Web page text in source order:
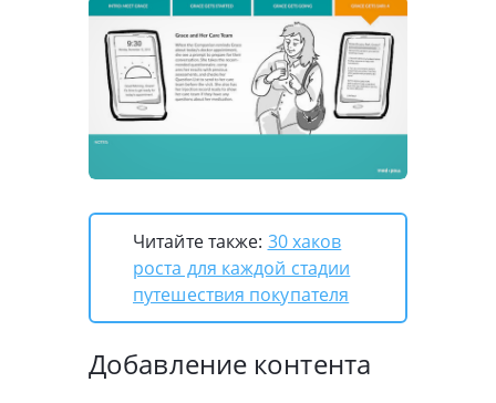
Читайте также: 30 хаков
роста для каждой стадии
путешествия покупателя
Добавление контента